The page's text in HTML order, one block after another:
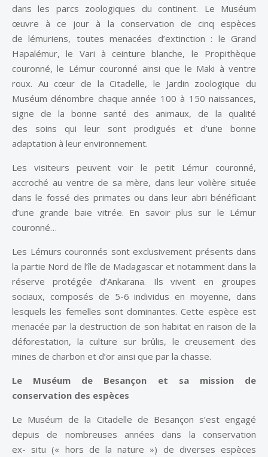
dans les parcs zoologiques du continent. Le Muséum
œuvre à ce jour à la conservation de cinq espèces
de lémuriens, toutes menacées d’extinction : le Grand
Hapalémur, le Vari à ceinture blanche, le Propithèque
couronné, le Lémur couronné ainsi que le Maki à ventre
roux. Au cœur de la Citadelle, le Jardin zoologique du
Muséum dénombre chaque année 100 à 150 naissances,
signe de la bonne santé des animaux, de la qualité
des soins qui leur sont prodigués et d’une bonne
adaptation à leur environnement.
Les visiteurs peuvent voir le petit Lémur couronné,
accroché au ventre de sa mère, dans leur volière située
dans le fossé des primates ou dans leur abri bénéficiant
d’une grande baie vitrée. En savoir plus sur le Lémur
couronné…
Les Lémurs couronnés sont exclusivement présents dans
la partie Nord de l’île de Madagascar et notamment dans la
réserve protégée d’Ankarana. Ils vivent en groupes
sociaux, composés de 5-6 individus en moyenne, dans
lesquels les femelles sont dominantes. Cette espèce est
menacée par la destruction de son habitat en raison de la
déforestation, la culture sur brûlis, le creusement des
mines de charbon et d’or ainsi que par la chasse.
Le Muséum de Besançon et sa mission de
conservation des espèces
Le Muséum de la Citadelle de Besançon s’est engagé
depuis de nombreuses années dans la conservation
ex- situ (« hors de la nature ») de diverses espèces